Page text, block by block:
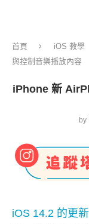
首頁 iOS 教學
與控制音樂播放內容
iPhone 新
by
iOS 14.2 的更新